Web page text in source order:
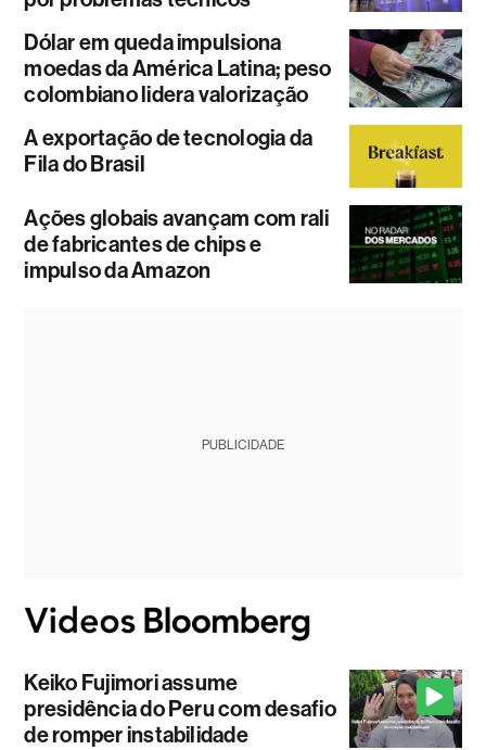
Dólar em queda impulsiona
moedas da América Latina; peso
colombiano lidera valorização
A exportação de tecnologia da
Fila do Brasil
Ações globais avançam com rali
de fabricantes de chips e
impulso da Amazon
PUBLICIDADE
Keiko Fujimori assume
presidência do Peru com desafio
de romper instabilidade